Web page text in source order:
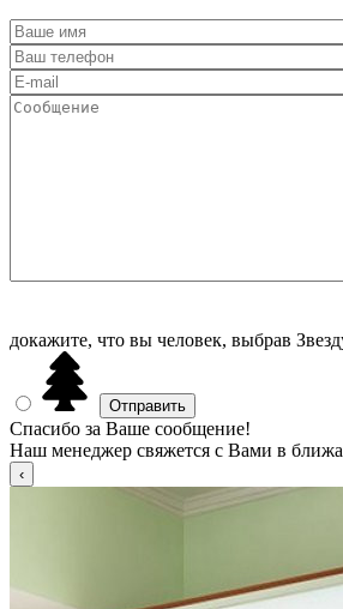
докажите, что вы человек, выбрав
Спасибо за Ваше сообщение!
Наш менеджер свяжется с Вами в